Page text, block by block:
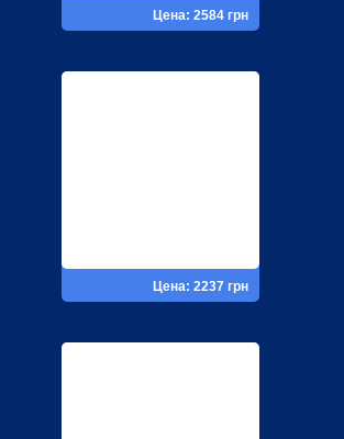
Цена: 2584 грн
Цена: 2237 грн